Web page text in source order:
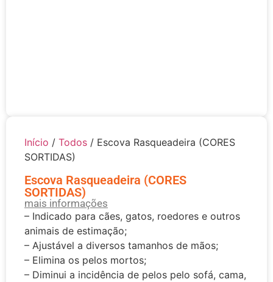
Início / Todos / Escova Rasqueadeira (CORES
SORTIDAS)
Escova Rasqueadeira (CORES
SORTIDAS)
mais informações
– Indicado para cães, gatos, roedores e outros
animais de estimação;
– Ajustável a diversos tamanhos de mãos;
– Elimina os pelos mortos;
– Diminui a incidência de pelos pelo sofá, cama,